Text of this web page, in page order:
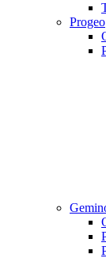
Progeo